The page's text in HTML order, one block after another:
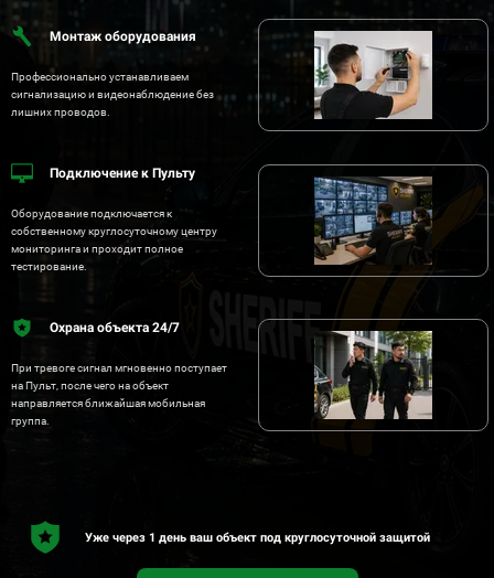
Монтаж оборудования
Профессионально устанавливаем
сигнализацию и видеонаблюдение без
лишних проводов.
Подключение к Пульту
Оборудование подключается к
собственному круглосуточному центру
мониторинга и проходит полное
тестирование.
Охрана объекта 24/7
При тревоге сигнал мгновенно поступает
на Пульт, после чего на объект
направляется ближайшая мобильная
группа.
Уже через 1 день ваш объект под круглосуточной защитой